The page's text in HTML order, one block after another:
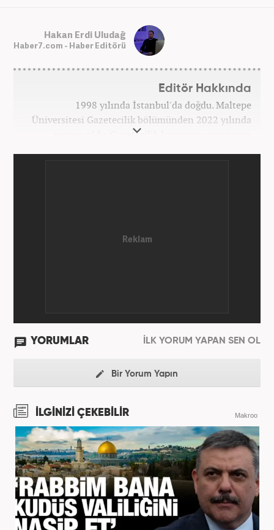
Hakan Erdi Uludağ
Haber7.com - Haber Editörü
Editör Hakkında
1998 yılında İstanbul'da doğdu. Maltepe
Üniversitesi Gazetecilik bölümünden 2022 yılında
mezun oldu. Gazetecilik kariyerine üniversite
YORUMLAR İLK YORUM YAPAN SEN OL
Bir Yorum Yapın
İLGİNİZİ ÇEKEBİLİR Makroo